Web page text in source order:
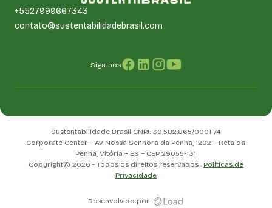
+5527999667343
contato@sustentabilidadebrasil.com
Siga-nos
Sustentabilidade Brasil CNPJ: 30.582.865/0001-74
Corporate Center – Av. Nossa Senhora da Penha, 1202 – Reta da
Penha, Vitória – ES – CEP 29055-131
Copyright© 2026 - Todos os direitos reservados . Políticas de
Privacidade
Desenvolvido por